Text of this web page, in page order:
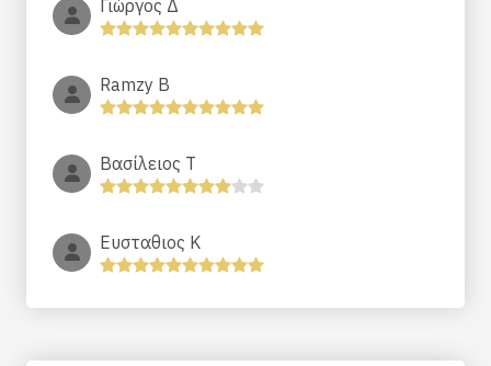
Γιώργος Δ
Ramzy B
Βασίλειος Τ
Ευσταθιος Κ